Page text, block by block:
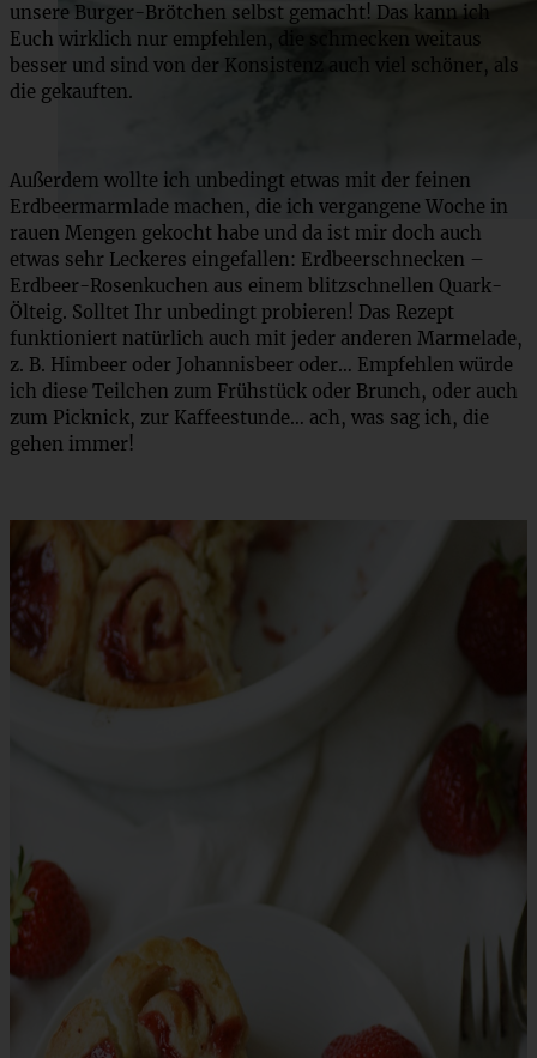
unsere Burger-Brötchen selbst gemacht! Das kann ich
Euch wirklich nur empfehlen, die schmecken weitaus
besser und sind von der Konsistenz auch viel schöner, als
die gekauften.
Außerdem wollte ich unbedingt etwas mit der feinen
Erdbeermarmlade machen, die ich vergangene Woche in
rauen Mengen gekocht habe und da ist mir doch auch
etwas sehr Leckeres eingefallen: Erdbeerschnecken –
Erdbeer-Rosenkuchen aus einem blitzschnellen Quark-
Ölteig. Solltet Ihr unbedingt probieren! Das Rezept
funktioniert natürlich auch mit jeder anderen Marmelade,
z. B. Himbeer oder Johannisbeer oder… Empfehlen würde
ich diese Teilchen zum Frühstück oder Brunch, oder auch
zum Picknick, zur Kaffeestunde… ach, was sag ich, die
gehen immer!